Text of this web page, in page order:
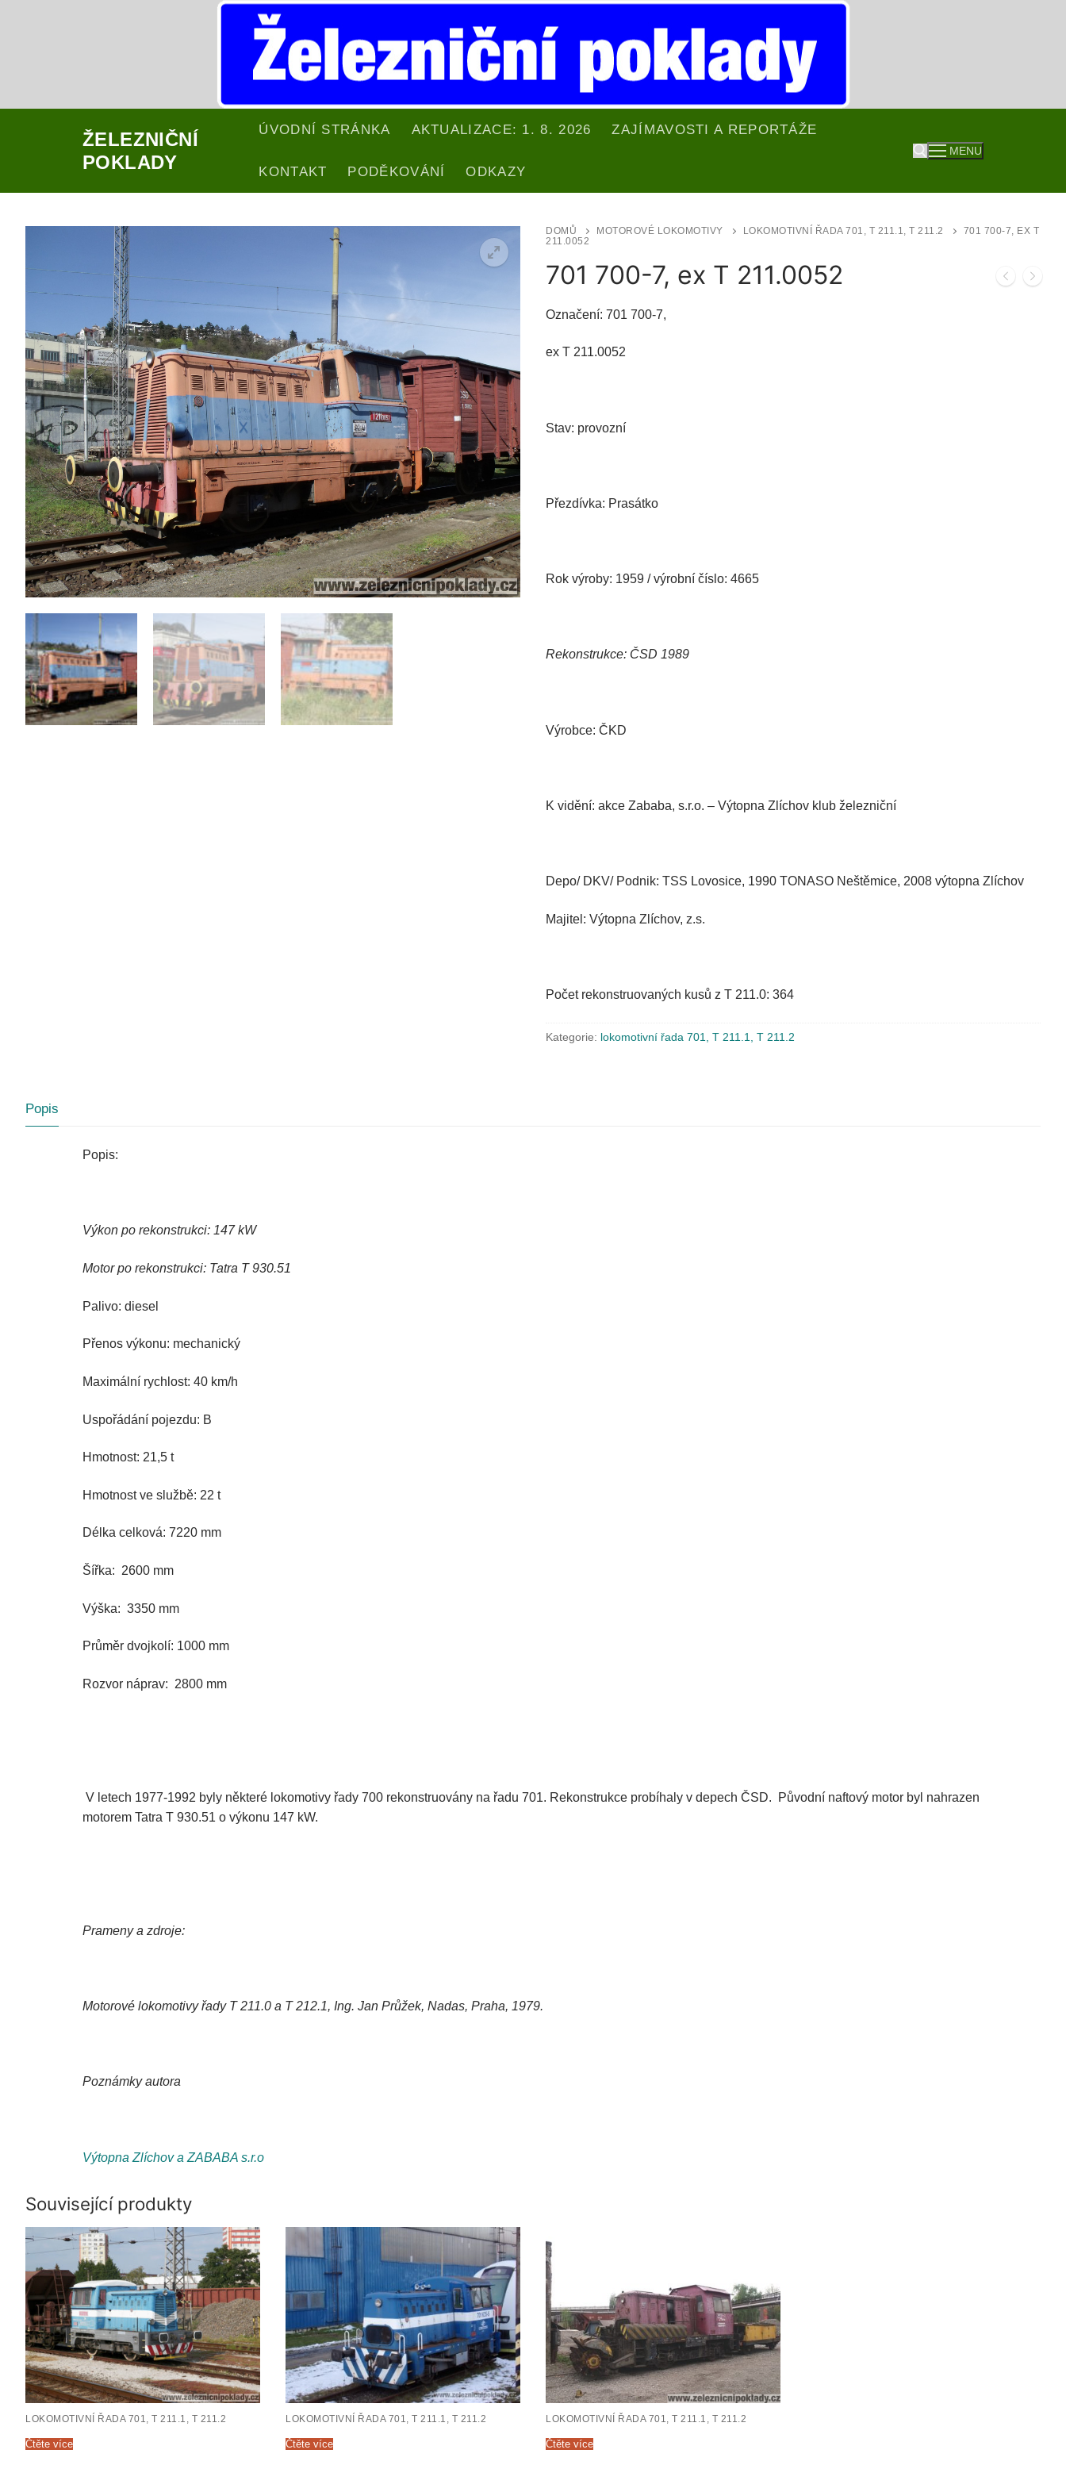
ŽELEZNIČNÍ
POKLADY
ÚVODNÍ STRÁNKA AKTUALIZACE: 1. 8. 2026 ZAJÍMAVOSTI A REPORTÁŽE
KONTAKT PODĚKOVÁNÍ ODKAZY
MENU
DOMŮ MOTOROVÉ LOKOMOTIVY LOKOMOTIVNÍ ŘADA 701, T 211.1, T 211.2
701 700-7, EX T
211.0052
701 700-7, ex T 211.0052
Označení: 701 700-7,
ex T 211.0052
Stav: provozní
Přezdívka: Prasátko
Rok výroby: 1959 / výrobní číslo: 4665
Rekonstrukce: ČSD 1989
Výrobce: ČKD
K vidění: akce Zababa, s.r.o. – Výtopna Zlíchov klub železniční
Depo/ DKV/ Podnik: TSS Lovosice, 1990 TONASO Neštěmice, 2008 výtopna Zlíchov
Majitel: Výtopna Zlíchov, z.s.
Počet rekonstruovaných kusů z T 211.0: 364
Kategorie: lokomotivní řada 701, T 211.1, T 211.2
Popis
Popis:
Výkon po rekonstrukci: 147 kW
Motor po rekonstrukci: Tatra T 930.51
Palivo: diesel
Přenos výkonu: mechanický
Maximální rychlost: 40 km/h
Uspořádání pojezdu: B
Hmotnost: 21,5 t
Hmotnost ve službě: 22 t
Délka celková: 7220 mm
Šířka: 2600 mm
Výška: 3350 mm
Průměr dvojkolí: 1000 mm
Rozvor náprav: 2800 mm
V letech 1977-1992 byly některé lokomotivy řady 700 rekonstruovány na řadu 701. Rekonstrukce probíhaly v depech ČSD. Původní naftový motor byl nahrazen
motorem Tatra T 930.51 o výkonu 147 kW.
Prameny a zdroje:
Motorové lokomotivy řady T 211.0 a T 212.1, Ing. Jan Průžek, Nadas, Praha, 1979.
Poznámky autora
Výtopna Zlíchov a ZABABA s.r.o
Související produkty
LOKOMOTIVNÍ ŘADA 701, T 211.1, T 211.2
Čtěte více
LOKOMOTIVNÍ ŘADA 701, T 211.1, T 211.2
Čtěte více
LOKOMOTIVNÍ ŘADA 701, T 211.1, T 211.2
Čtěte více